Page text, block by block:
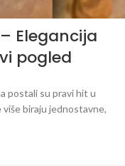
Elegancija
pogled
postali su pravi hit u
više biraju jednostavne,